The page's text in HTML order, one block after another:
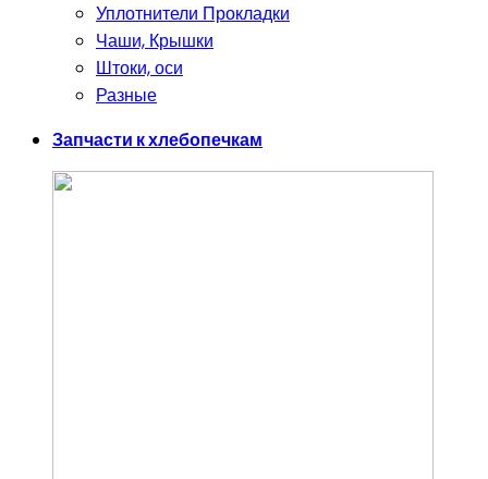
Уплотнители Прокладки
Чаши, Крышки
Штоки, оси
Разные
Запчасти к хлебопечкам